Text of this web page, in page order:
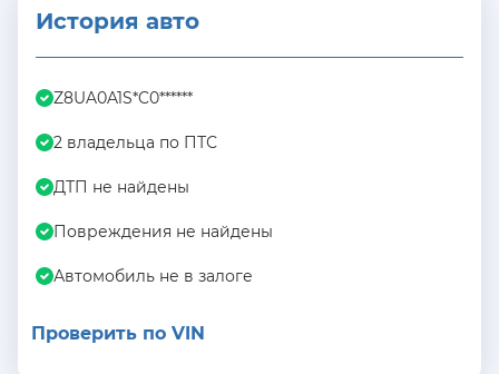
История авто
Z8UA0A1S*C0******
2 владельца по ПТС
ДТП не найдены
Повреждения не найдены
Автомобиль не в залоге
Проверить по VIN